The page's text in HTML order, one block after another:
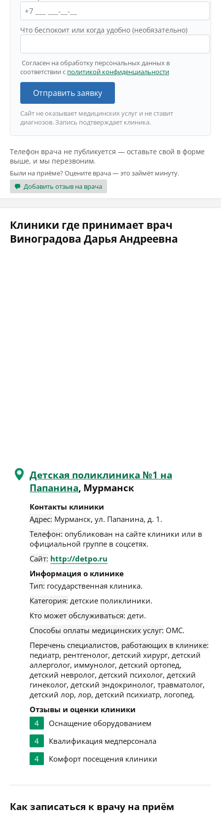
Что беспокоит или когда удобно (необязательно)
Согласен на обработку персональных данных в
соответствии с политикой конфиденциальности
Отправить заявку
Сайт не оказывает медицинских услуг и не ставит
диагнозов. Запись подтверждает клиника.
Телефон врача не публикуется — оставьте свой в форме
выше, и мы перезвоним.
Были на приёме? Оцените врача — это займёт минуту.
Добавить отзыв на врача
Клиники где принимает врач
Виноградова Дарья Андреевна
Детская поликлиника №1 на
Папанина, Мурманск
Контакты клиники
Адрес: Мурманск, ул. Папанина, д. 1 .
Телефон: опубликован на сайте клиники или в
официальной группе в соцсетях.
Сайт: http://detpo.ru
Информация о клинике
Тип: государственная клиника.
Категория: детские поликлиники.
Кто может обслуживаться: дети.
Способы оплаты медицинских услуг: ОМС.
Перечень специалистов, работающих в клинике:
педиатр, рентгенолог, детский хирург, детский
аллерголог, иммунолог, детский ортопед,
детский невролог, детский психолог, детский
гинеколог, детский эндокринолог, травматолог,
детский лор, лор, детский психиатр, логопед.
Отзывы и оценки клиники
4
Оснащение оборудованием
4
Квалификация медперсонала
4
Комфорт посещения клиники
Как записаться к врачу на приём